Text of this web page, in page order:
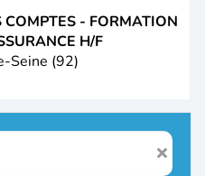
- FORMATION
H/F
Seine (92)